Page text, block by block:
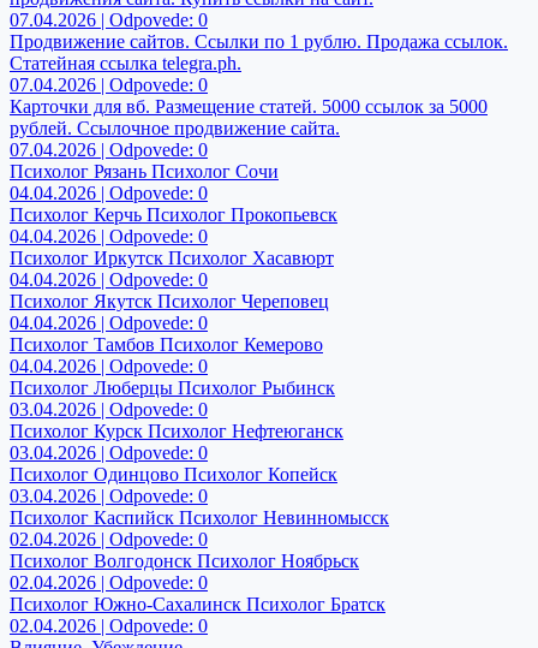
07.04.2026 | Odpovede: 0
Продвижение сайтов. Ссылки по 1 рублю. Продажа ссылок.
Статейная ссылка telegra.ph.
07.04.2026 | Odpovede: 0
Карточки для вб. Размещение статей. 5000 ссылок за 5000
рублей. Ссылочное продвижение сайта.
07.04.2026 | Odpovede: 0
Психолог Рязань Психолог Сочи
04.04.2026 | Odpovede: 0
Психолог Керчь Психолог Прокопьевск
04.04.2026 | Odpovede: 0
Психолог Иркутск Психолог Хасавюрт
04.04.2026 | Odpovede: 0
Психолог Якутск Психолог Череповец
04.04.2026 | Odpovede: 0
Психолог Тамбов Психолог Кемерово
04.04.2026 | Odpovede: 0
Психолог Люберцы Психолог Рыбинск
03.04.2026 | Odpovede: 0
Психолог Курск Психолог Нефтеюганск
03.04.2026 | Odpovede: 0
Психолог Одинцово Психолог Копейск
03.04.2026 | Odpovede: 0
Психолог Каспийск Психолог Невинномысск
02.04.2026 | Odpovede: 0
Психолог Волгодонск Психолог Ноябрьск
02.04.2026 | Odpovede: 0
Психолог Южно-Сахалинск Психолог Братск
02.04.2026 | Odpovede: 0